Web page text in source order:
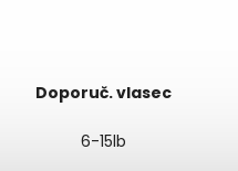
Doporuč. vlasec
6-15lb